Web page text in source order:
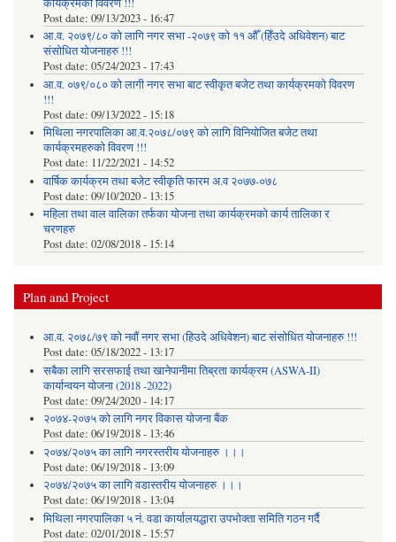
Post date: 09/13/2023 - 16:47
आ.व. २०७९/८० को लागि नगर सभा -२०७९ को ११ औँ (हिँउदे अधिवेशन) बाट
संसोधित योजनाहरु !!!
Post date: 05/24/2023 - 17:43
आ.व. ०७९/०८० को लागी नगर सभा बाट स्वीकृत बजेट तथा कार्यक्रमको विवरण
!!!
Post date: 09/13/2022 - 15:18
मिथिला नगरपालिका आ.व.२०७८/०७९ को लागि विनियोजित बजेट तथा
कार्यक्रमहरुको विवरण !!!
Post date: 11/22/2021 - 14:52
वार्षिक कार्यक्रम तथा बजेट स्वीकृति फारम अ.व २०७७-०७८
Post date: 09/10/2020 - 13:15
महिला तथा वाल वालिका तर्फका याेजना तथा कार्यक्रमकाे कार्य तालिका र
चरणहरु
Post date: 02/08/2018 - 15:14
Plan and Project
आ.व. २०७८/७९ को नवौं नगर सभा (हिउदे अधिवेशन) बाट संसोधित योजनाहरु !!!
Post date: 05/18/2022 - 13:17
सबैका लागि सरसफाई तथा खानेपानीमा तिब्रता कार्यक्रम (ASWA-II)
कार्यान्वयन योजना (2018 -2022)
Post date: 09/24/2020 - 14:17
२०७४-२०७५ को लागि नगर विकास योजना बैंक
Post date: 06/19/2018 - 13:46
२०७४/२०७५ का लागि नगरस्तरीय योजनाहरु ।।।
Post date: 06/19/2018 - 13:09
२०७४/२०७५ का लागि वडास्तरीय योजनाहरु ।।।
Post date: 06/19/2018 - 13:04
मिथिला नगरपालिका ५ नं. वडा कार्यालयद्धारा उपभोक्ता समिति गठन गर्दै
Post date: 02/01/2018 - 15:57